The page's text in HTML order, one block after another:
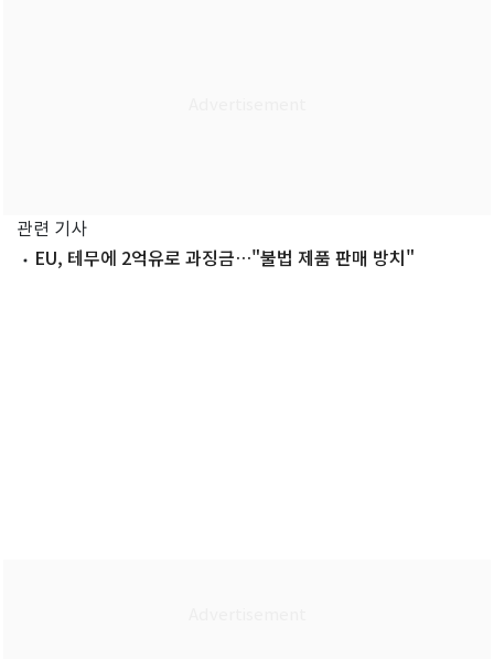
관련 기사
EU, 테무에 2억유로 과징금…"불법 제품 판매 방치"